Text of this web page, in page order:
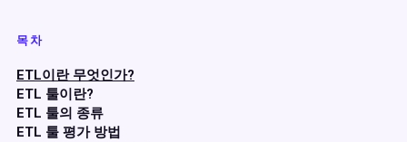
목차
ETL이란 무엇인가?
ETL 툴이란?
ETL 툴의 종류
ETL 툴 평가 방법